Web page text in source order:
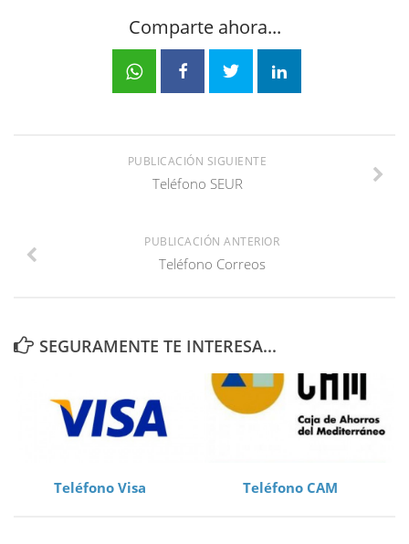
Comparte ahora...
PUBLICACIÓN SIGUIENTE
Teléfono SEUR
PUBLICACIÓN ANTERIOR
Teléfono Correos
SEGURAMENTE TE INTERESA...
Teléfono Visa Teléfono CAM